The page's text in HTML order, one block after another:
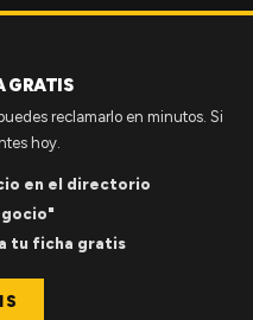
GRATIS
reclamarlo en minutos. Si
hoy.
en el directorio
tu ficha gratis